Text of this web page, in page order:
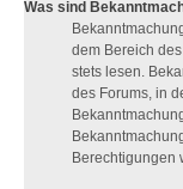
Was sind
dem Bereich
stets lesen.
des Forums, in
Berechtigungen